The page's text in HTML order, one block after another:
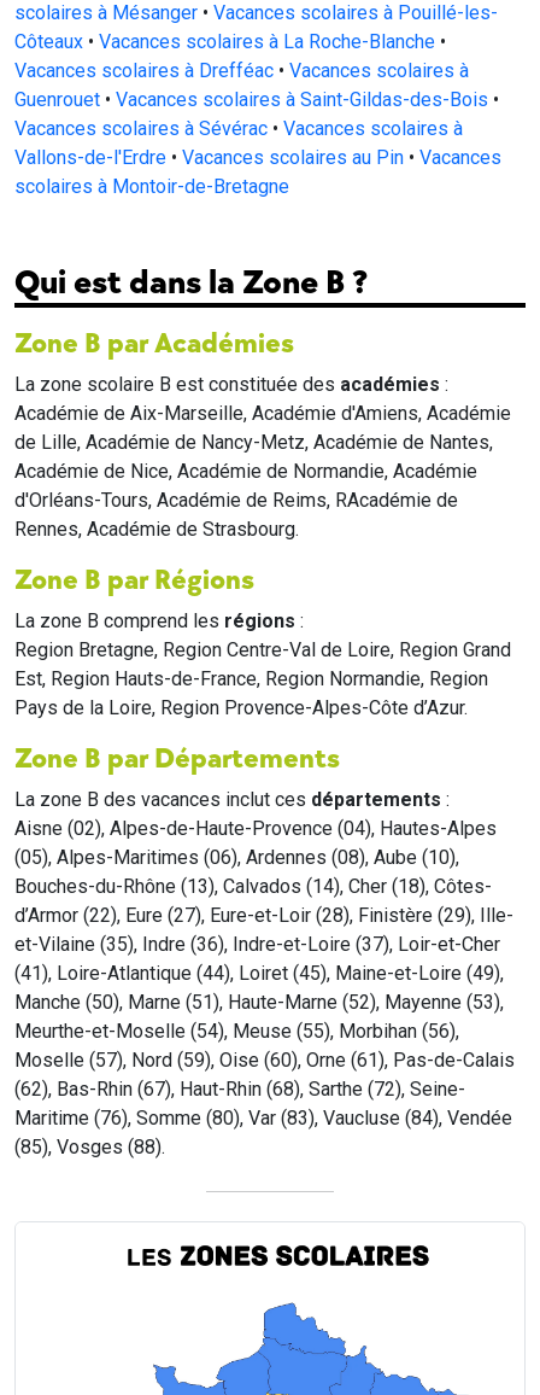
scolaires à Mésanger • Vacances scolaires à Pouillé-les-
Côteaux • Vacances scolaires à La Roche-Blanche •
Vacances scolaires à Drefféac • Vacances scolaires à
Guenrouet • Vacances scolaires à Saint-Gildas-des-Bois •
Vacances scolaires à Sévérac • Vacances scolaires à
Vallons-de-l'Erdre • Vacances scolaires au Pin • Vacances
scolaires à Montoir-de-Bretagne
Qui est dans la Zone B ?
Zone B par Académies
La zone scolaire B est constituée des académies :
Académie de Aix-Marseille, Académie d'Amiens, Académie
de Lille, Académie de Nancy-Metz, Académie de Nantes,
Académie de Nice, Académie de Normandie, Académie
d'Orléans-Tours, Académie de Reims, RAcadémie de
Rennes, Académie de Strasbourg.
Zone B par Régions
La zone B comprend les régions :
Region Bretagne, Region Centre-Val de Loire, Region Grand
Est, Region Hauts-de-France, Region Normandie, Region
Pays de la Loire, Region Provence-Alpes-Côte d’Azur.
Zone B par Départements
La zone B des vacances inclut ces départements :
Aisne (02), Alpes-de-Haute-Provence (04), Hautes-Alpes
(05), Alpes-Maritimes (06), Ardennes (08), Aube (10),
Bouches-du-Rhône (13), Calvados (14), Cher (18), Côtes-
d’Armor (22), Eure (27), Eure-et-Loir (28), Finistère (29), Ille-
et-Vilaine (35), Indre (36), Indre-et-Loire (37), Loir-et-Cher
(41), Loire-Atlantique (44), Loiret (45), Maine-et-Loire (49),
Manche (50), Marne (51), Haute-Marne (52), Mayenne (53),
Meurthe-et-Moselle (54), Meuse (55), Morbihan (56),
Moselle (57), Nord (59), Oise (60), Orne (61), Pas-de-Calais
(62), Bas-Rhin (67), Haut-Rhin (68), Sarthe (72), Seine-
Maritime (76), Somme (80), Var (83), Vaucluse (84), Vendée
(85), Vosges (88).